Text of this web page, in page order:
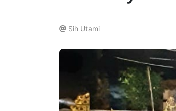
Sih Utami